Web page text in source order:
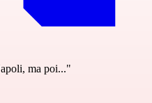
ma poi..."